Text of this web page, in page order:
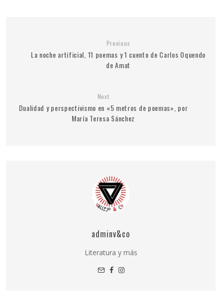
Previous
La noche artificial, 11 poemas y 1 cuento de Carlos Oquendo
de Amat
Next
Dualidad y perspectivismo en «5 metros de poemas», por
María Teresa Sánchez
adminv&co
Literatura y más